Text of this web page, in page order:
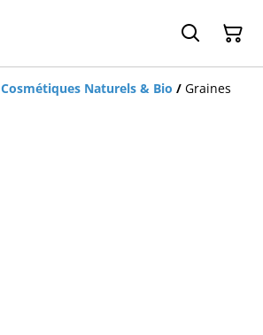
Cosmétiques Naturels & Bio / Graines